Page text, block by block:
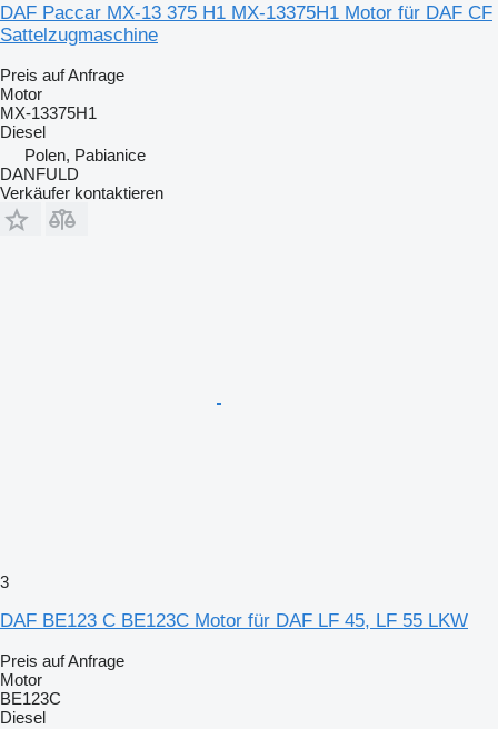
DAF Paccar MX-13 375 H1 MX-13375H1 Motor für DAF CF
Sattelzugmaschine
Preis auf Anfrage
Motor
MX-13375H1
Diesel
Polen, Pabianice
DANFULD
Verkäufer kontaktieren
3
DAF BE123 C BE123C Motor für DAF LF 45, LF 55 LKW
Preis auf Anfrage
Motor
BE123C
Diesel